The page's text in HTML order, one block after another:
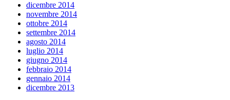
dicembre 2014
novembre 2014
ottobre 2014
settembre 2014
agosto 2014
luglio 2014
giugno 2014
febbraio 2014
gennaio 2014
dicembre 2013